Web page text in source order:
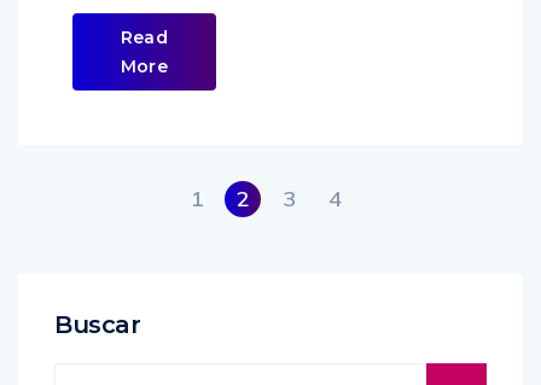
Read
More
1 2 3 4
Buscar